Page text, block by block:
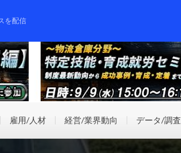
を配信
雇用/人材 経営/業界動向 データ/調査